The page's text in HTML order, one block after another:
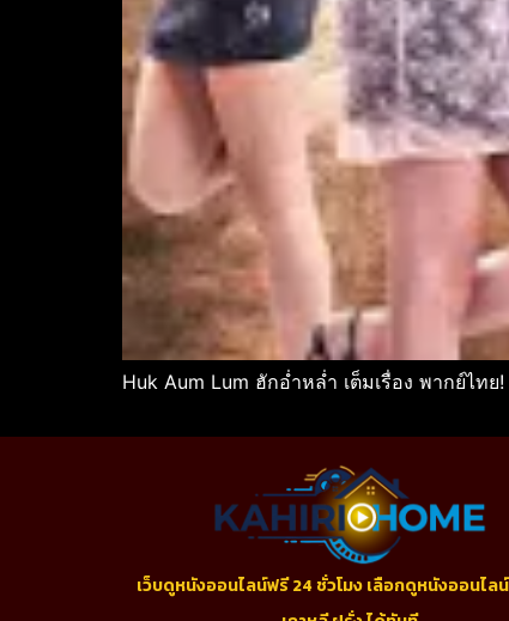
Huk Aum Lum ฮักอ่ำหล่ำ เต็มเรื่อง พากย์ไท
เว็บดูหนังออนไลน์ฟรี 24 ชั่วโมง เลือกดูหนังออนไล